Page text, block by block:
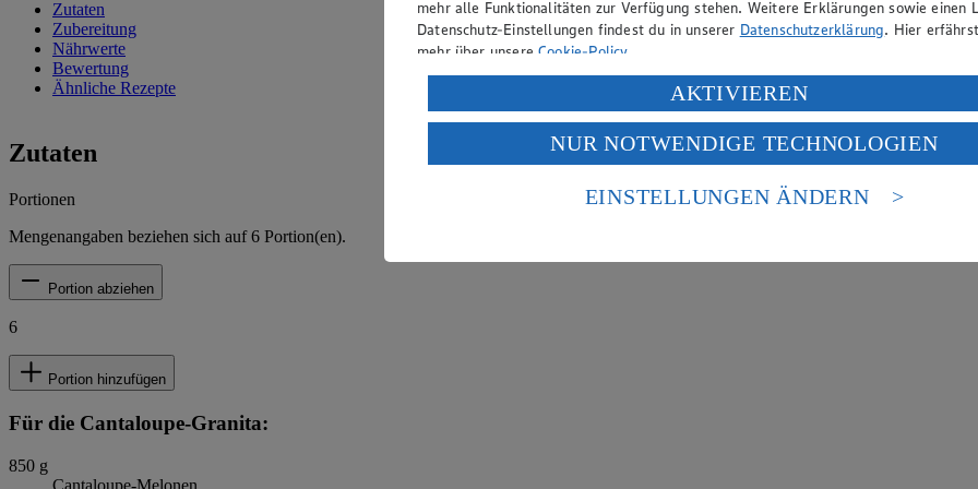
Zutaten
Zubereitung
Nährwerte
Bewertung
Ähnliche Rezepte
Zutaten
Portionen
Mengenangaben beziehen sich auf6 Portion(en).
Portion abziehen
6
Portion hinzufügen
Für die Cantaloupe-Granita:
850 g
Cantaloupe-Melonen
mehr alle Funktionalitäten zur Verfügung stehen. Weitere Erklärungen sowie einen
Datenschutz-Einstellungen findest du in unserer Datenschutzerklärung. Hier
mehr über unsereCookie-Policy.
Verarbeitung deiner personenbezogenen Daten in den USA durch Facebook und
Wenn du auf „Aktivieren“ klickst, willigst du im Sinne des Art. 49 Abs. 1 Satz 1 lit.
ein, dass deine Daten in den USA verarbeitet werden. Der EuGH sieht die USA als
einem nach europäischen Standards nicht angemessenen Datenschutzniveau an. Es
Risiko eines Zugriffs durch US-amerikanische Behörden.
AKTIVIEREN
NUR NOTWENDIGE TECHNOLOGIEN
EINSTELLUNGEN ÄNDERN